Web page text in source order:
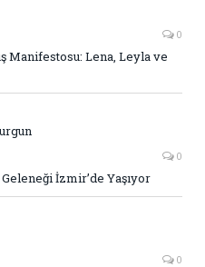
0
Manifestosu: Lena, Leyla ve
0
İzmir’de Yaşıyor
0